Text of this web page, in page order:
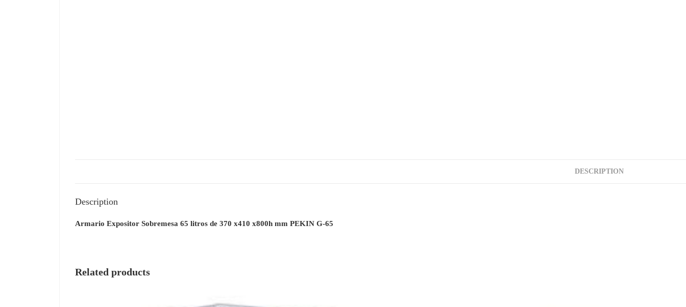
DESCRIPTION
Description
Armario Expositor Sobremesa 65 litros de 370 x410 x800h mm PEKIN G-65
Related products